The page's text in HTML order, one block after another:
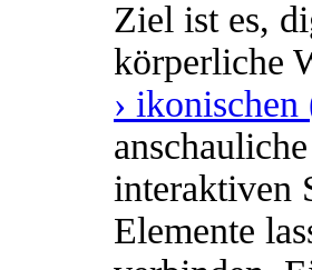
Ziel ist es,
körperliche
›
interaktiven
Elemente